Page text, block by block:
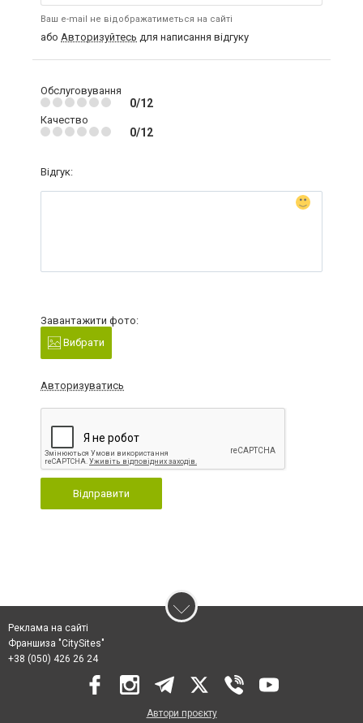
Ваш e-mail не відображатиметься на сайті
або Авторизуйтесь для написання відгуку
Обслуговування
0/12
Качество
0/12
Відгук:
Завантажити фото:
Вибрати
Авторизуватись
Відправити
Реклама на сайті
Франшиза "CitySites"
+38 (050) 426 26 24
Автори проєкту